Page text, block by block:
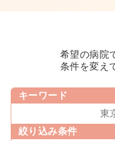
希望の病院
条件を変え
キーワード
絞り込み条件